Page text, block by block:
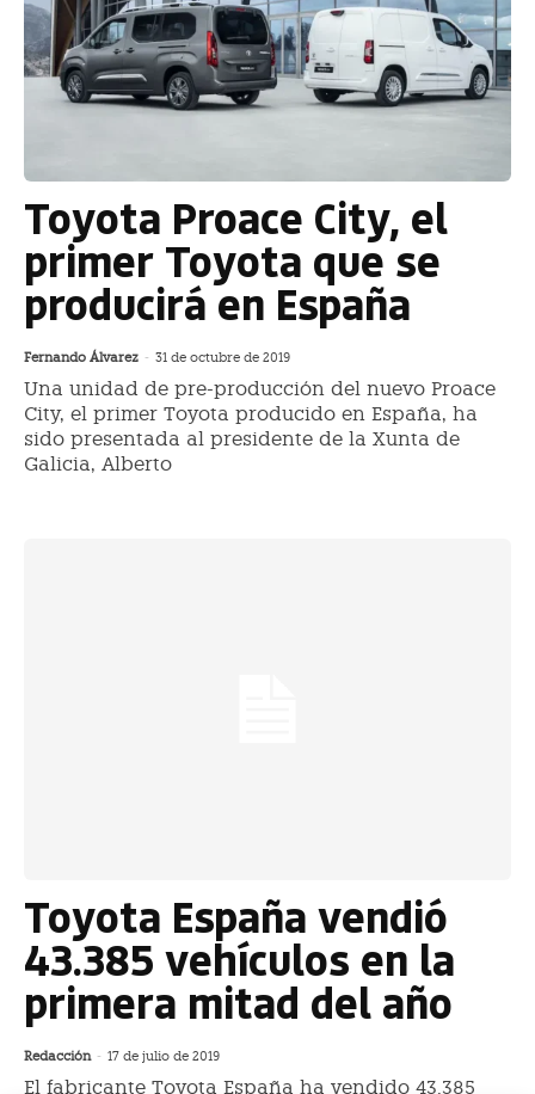
Toyota Proace City, el
primer Toyota que se
producirá en España
Fernando Álvarez - 31 de octubre de 2019
Una unidad de pre-producción del nuevo Proace
City, el primer Toyota producido en España, ha
sido presentada al presidente de la Xunta de
Galicia, Alberto
Toyota España vendió
43.385 vehículos en la
primera mitad del año
Redacción - 17 de julio de 2019
El fabricante Toyota España ha vendido 43.385